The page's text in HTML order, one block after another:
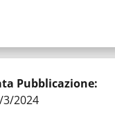
Pubblicazione:
3/2024